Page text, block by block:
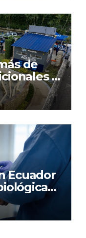
de
a
la
Ecuador
por